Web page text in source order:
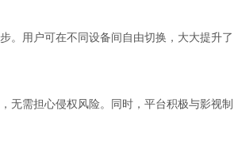
。用户可在不同设备间自由切换，大大提升了
无需担心侵权风险。同时，平台积极与影视制